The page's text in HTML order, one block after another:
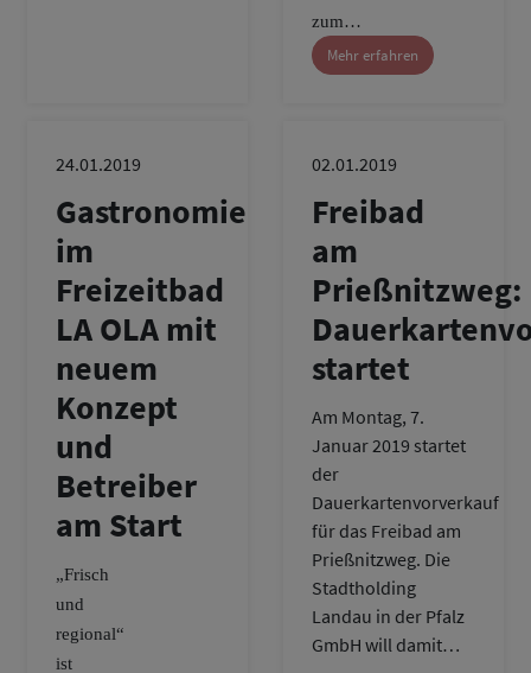
zum…
Mehr erfahren
24.01.2019
Gastronomie
im
Freizeitbad
LA OLA mit
neuem
Konzept
und
Betreiber
am Start
„Frisch
und
regional“
ist
02.01.2019
Freibad
am
Prießnitzweg:
startet
Am Montag, 7.
Januar 2019 startet
der
Dauerkartenvorverkauf
für das Freibad am
Prießnitzweg. Die
Stadtholding
Landau in der Pfalz
GmbH will damit…